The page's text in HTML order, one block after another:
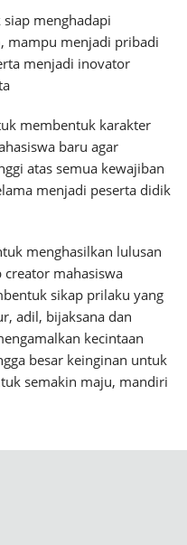
menghadapi
mampu menjadi pribadi
menjadi inovator
membentuk karakter
baru agar
atas semua kewajiban
menjadi peserta didik
menghasilkan lulusan
mahasiswa
sikap prilaku yang
adil, bijaksana dan
kecintaan
besar keinginan untuk
semakin maju, mandiri